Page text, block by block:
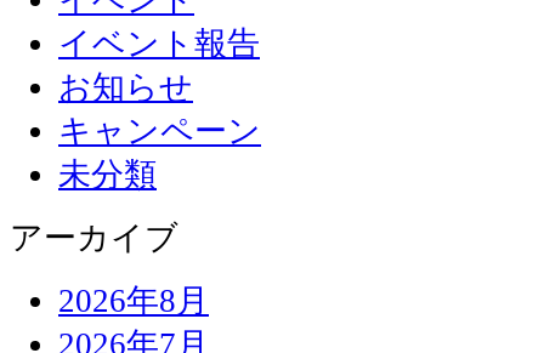
イベント報告
お知らせ
キャンペーン
未分類
アーカイブ
2026年8月
2026年7月